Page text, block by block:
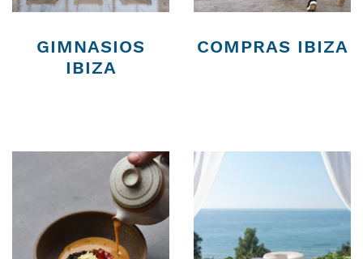
GIMNASIOS
IBIZA
COMPRAS IBIZA